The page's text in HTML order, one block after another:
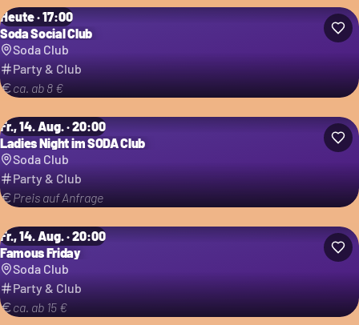
Heute · 17:00
Soda Social Club
Soda Club
Party & Club
ca. ab 8 €
Fr., 14. Aug. · 20:00
Ladies Night im SODA Club
Soda Club
Party & Club
Preis auf Anfrage
Fr., 14. Aug. · 20:00
Famous Friday
Soda Club
Party & Club
ca. ab 15 €